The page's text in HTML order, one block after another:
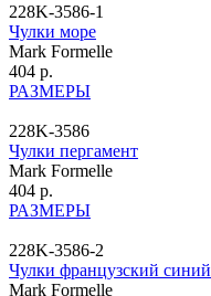
228K-3586-1
Чулки море
Mark Formelle
404 р.
РАЗМЕРЫ
228K-3586
Чулки пергамент
Mark Formelle
404 р.
РАЗМЕРЫ
228K-3586-2
Чулки французский синий
Mark Formelle